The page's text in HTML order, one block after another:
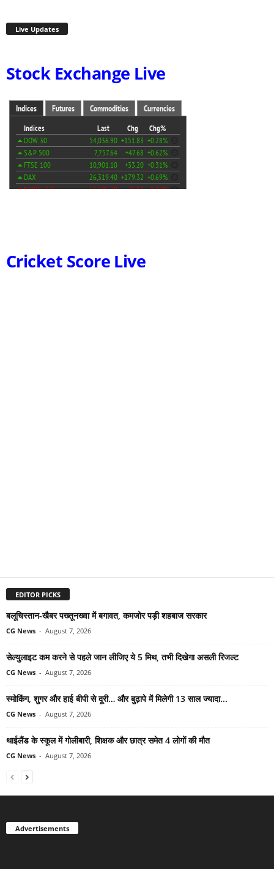
Live Updates
Stock Exchange Live
Cricket Score Live
EDITOR PICKS
बलूचिस्तान-खैबर पख्तूनख्वा में बगावत, कमजोर पड़ी शहबाज सरकार
CG News - August 7, 2026
सेल्युलाइट कम करने से पहले जान लीजिए ये 5 मिथ, तभी दिखेगा असली रिजल्ट
CG News - August 7, 2026
स्मोकिंग, शुगर और हाई बीपी से दूरी… और बुढ़ापे में मिलेगी 13 साल ज्यादा...
CG News - August 7, 2026
थाईलैंड के स्कूल में गोलीबारी, शिक्षक और छात्र समेत 4 लोगों की मौत
CG News - August 7, 2026
Advertisements